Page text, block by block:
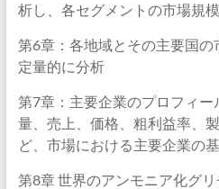
析し、各セグメントの市場規
第6章：各地域とその主要国
定量的に分析
第7章：主要企業のプロフィ
量、売上、価格、粗利益率、
ど、市場における主要企業の
第8章 世界のアンモニア化グ